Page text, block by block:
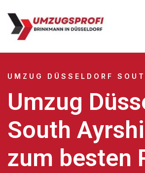
UMZUG DÜSSELDORF
Umzug
South
zum besten